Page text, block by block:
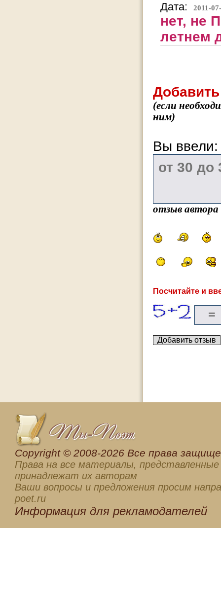
Дата:
2011-
нет, не
летнем
(если
ним)
Вы
отзыв
Посчитайте и
Сopyright © 2008-2026 Все права
Права на все материалы, представленные
принадлежат их авторам
Ваши вопросы и предложения просим
poet.ru
Информация для рекламодателей